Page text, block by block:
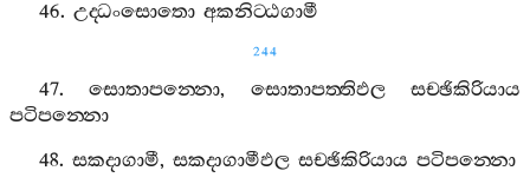
46. උද‍්ධංසොතො අකනිට‍්ඨගාමී
244
47.සොතාපන‍්නො, සොතාපත‍්තිඵල
සච‍්ඡිකිරියාය
පටිපන‍්නො
48. සකදාගාමී, සකදාගාමීඵල සච‍්ඡිකිරියාය පටිපන‍්නො